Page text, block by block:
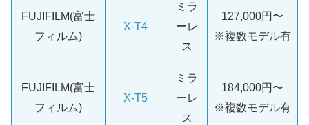
FUJIFILM(富士
フィルム)
X-T4
ミラ
ーレ
ス
127,000円〜
※複数モデル有
FUJIFILM(富士
フィルム)
X-T5
ミラ
ーレ
ス
184,000円〜
※複数モデル有